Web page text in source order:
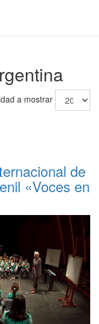
a mostrar
de
«Voces en